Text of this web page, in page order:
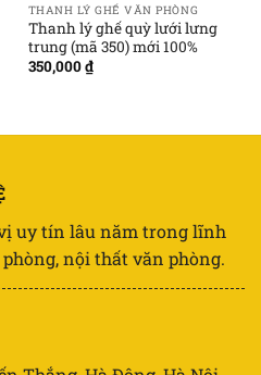
THANH LÝ GHẾ VĂN PHÒNG
Thanh lý ghế quỳ lưới lưng
trung (mã 350) mới 100%
350,000₫
uy tín lâu năm trong lĩnh
nội thất văn phòng.